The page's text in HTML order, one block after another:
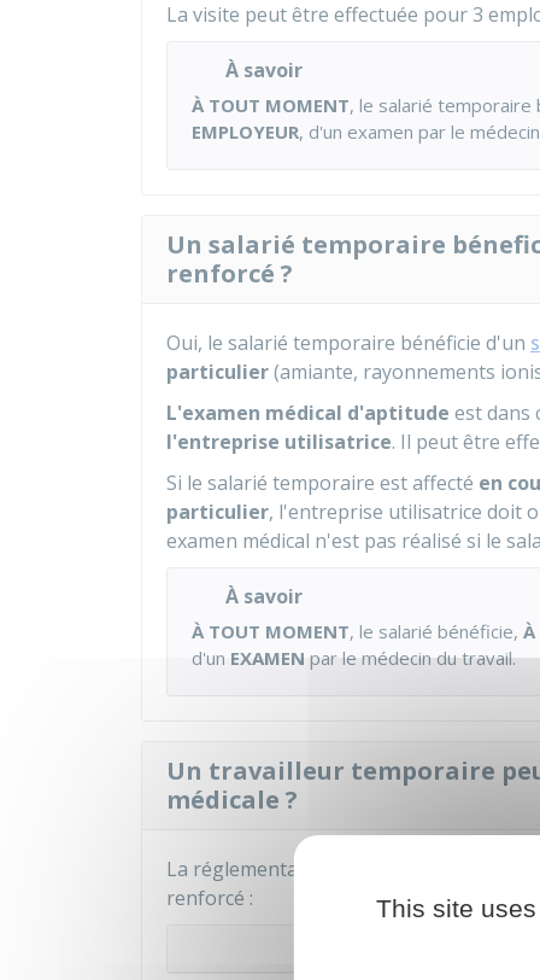
La visite peut être effectuée pour 3
À savoir
À TOUT MOMENT, le salarié temporaire
EMPLOYEUR, d'un examen par le
Un salarié temporaire
renforcé ?
Oui, le salarié temporaire bénéficie d'un
particulier(amiante, rayonnements
L'examen médical d'aptitude est dans
l'entreprise utilisatrice. Il peut être
Si le salarié temporaire est affecté en
particulier, l'entreprise utilisatrice doit
examen médical n'est pas réalisé si le
À savoir
À TOUT MOMENT, le salarié bénéficie, À
d'un EXAMEN par le médecin du travail.
Un travailleur temporaire
médicale ?
La réglementation varie selon que le
renforcé :
This site